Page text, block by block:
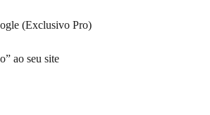
(Exclusivo Pro)
ao seu site